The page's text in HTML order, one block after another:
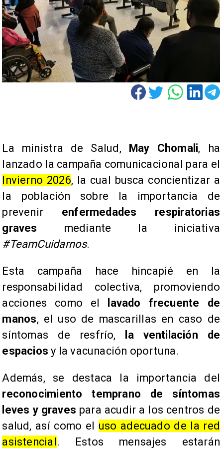
La ministra de Salud, May Chomali, ha
lanzado la campaña comunicacional para el
Invierno 2026, la cual busca concientizar a
la población sobre la importancia de
prevenir enfermedades respiratorias
graves mediante la iniciativa
#TeamCuidarnos.
Esta campaña hace hincapié en la
responsabilidad colectiva, promoviendo
acciones como el
lavado frecuente de
manos, el uso de mascarillas en caso de
síntomas de resfrío,
la ventilación de
espacios y la vacunación oportuna.
Además, se destaca la importancia del
reconocimiento temprano de síntomas
leves y graves para acudir a los centros de
salud, así como el uso adecuado de la red
asistencial. Estos mensajes estarán